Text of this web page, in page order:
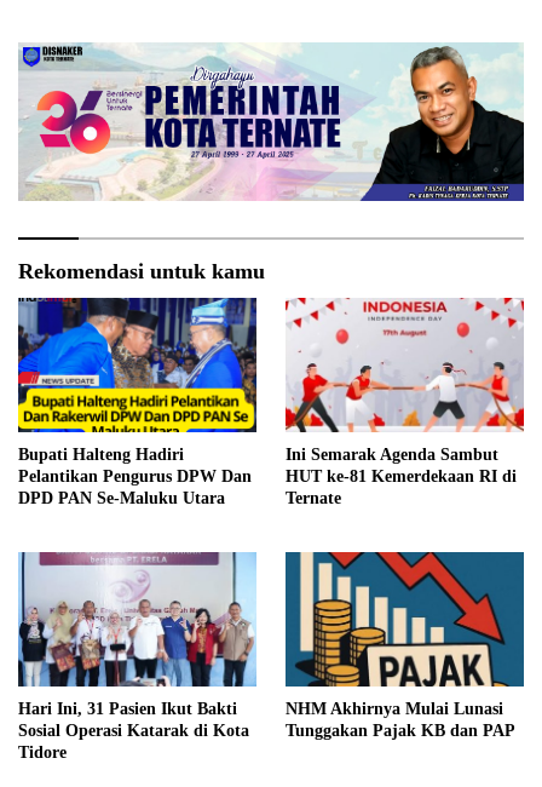
Rekomendasi untuk kamu
Bupati Halteng Hadiri
Pelantikan Pengurus DPW Dan
DPD PAN Se-Maluku Utara
Ini Semarak Agenda Sambut
HUT ke-81 Kemerdekaan RI di
Ternate
Hari Ini, 31 Pasien Ikut Bakti
Sosial Operasi Katarak di Kota
Tidore
NHM Akhirnya Mulai Lunasi
Tunggakan Pajak KB dan PAP